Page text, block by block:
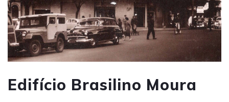
Edifício Brasilino Moura